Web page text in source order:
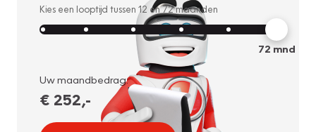
Kies een looptijd tussen 12 en72maanden
72 mnd
Uw maandbedrag:
€ 252,-